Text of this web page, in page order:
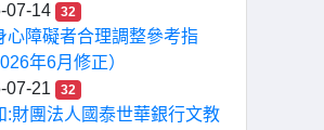
07-14
32
心障礙者合理調整參考指
年6月修正）
07-21
32
:財團法人國泰世華銀行文教